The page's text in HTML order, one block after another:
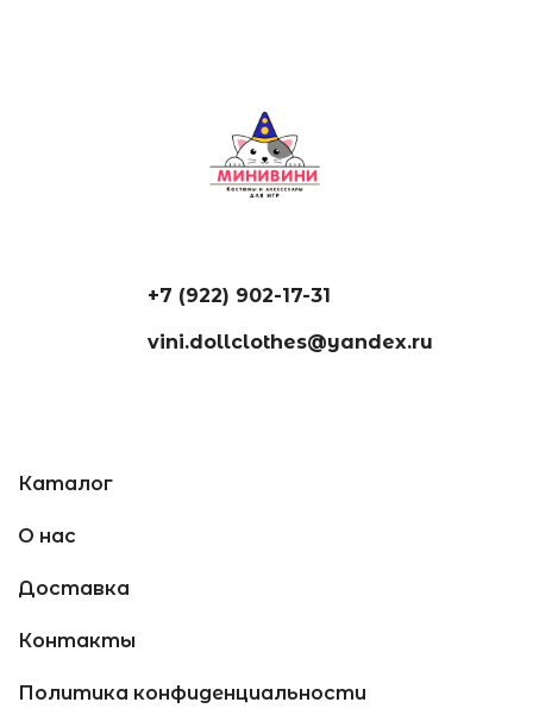
+7 (922) 902-17-31
vini.dollclothes@yandex.ru
Каталог
О нас
Доставка
Контакты
Политика конфиденциальности